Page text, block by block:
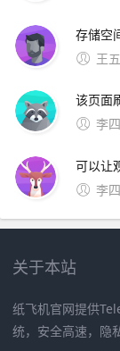
王五
李四
李四
关于本站
纸飞机官网提供
统，安全高速，隐